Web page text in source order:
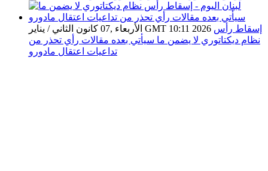
الأربعاء ,07 كانون الثاني / يناير GMT 10:11 2026 إسقاط رأس
نظام ديكتاتوري لا يضمن ما سيأتي بعده مقالات رأي تحذر من
تداعيات اعتقال مادورو